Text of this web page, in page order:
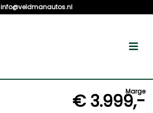
info@veldmanautos.nl
Marge
€ 3.999,-